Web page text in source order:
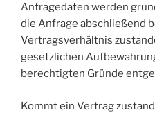
Anfragedaten werden
die Anfrage abschließend
Vertragsverhältnis
gesetzlichen
berechtigten Gründe
Kommt ein Vertrag